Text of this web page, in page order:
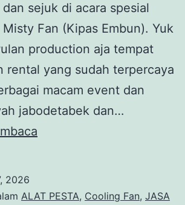
sejuk di acara spesial
Fan (Kipas Embun). Yuk
production aja tempat
rental yang sudah terpercaya
macam event dan
jabodetabek dan…
FAN
2026
ALAT PESTA, Cooling Fan, JASA